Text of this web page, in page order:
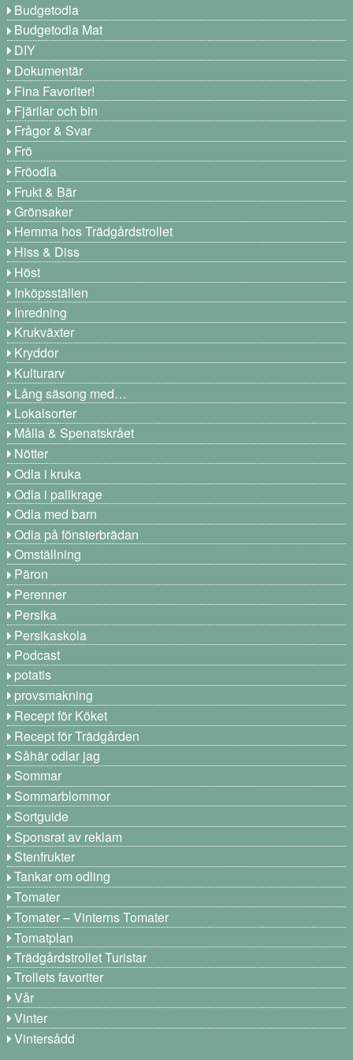
Budgetodla
Budgetodla Mat
DIY
Dokumentär
Fina Favoriter!
Fjärilar och bin
Frågor & Svar
Frö
Fröodla
Frukt & Bär
Grönsaker
Hemma hos Trädgårdstrollet
Hiss & Diss
Höst
Inköpsställen
Inredning
Krukväxter
Kryddor
Kulturarv
Lång säsong med…
Lokalsorter
Målla & Spenatskrået
Nötter
Odla i kruka
Odla i pallkrage
Odla med barn
Odla på fönsterbrädan
Omställning
Päron
Perenner
Persika
Persikaskola
Podcast
potatis
provsmakning
Recept för Köket
Recept för Trädgården
Såhär odlar jag
Sommar
Sommarblommor
Sortguide
Sponsrat av reklam
Stenfrukter
Tankar om odling
Tomater
Tomater – Vinterns Tomater
Tomatplan
Trädgårdstrollet Turistar
Trollets favoriter
Vår
Vinter
Vintersådd